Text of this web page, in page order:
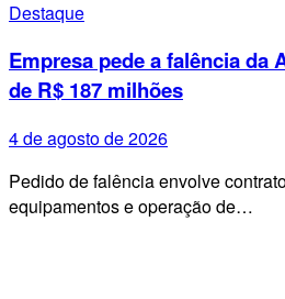
Destaque
Empresa pede a falência da
de R$ 187 milhões
4 de agosto de 2026
Pedido de falência envolve
equipamentos e operação de…